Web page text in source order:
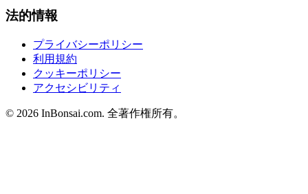
法的情報
プライバシーポリシー
利用規約
クッキーポリシー
アクセシビリティ
© 2026 InBonsai.com. 全著作権所有。